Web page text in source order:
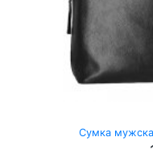
Сумка